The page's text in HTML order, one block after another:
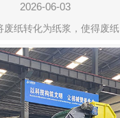
2026-06-03
纸转化为纸浆，使得废纸